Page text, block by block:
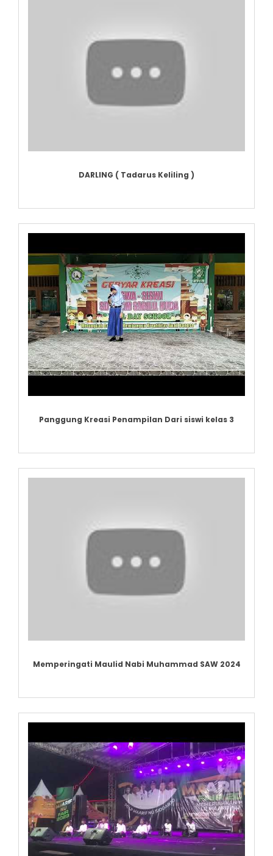
DARLING ( Tadarus Keliling )
Panggung Kreasi Penampilan Dari siswi kelas 3
Memperingati Maulid Nabi Muhammad SAW 2024